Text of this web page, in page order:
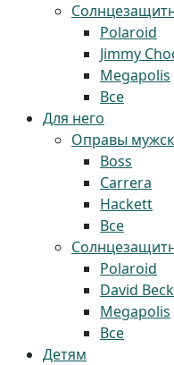
Polaroid
Jimmy
Megapolis
Все
Для него
Оправы
Boss
Carrera
Hackett
Все
Polaroid
David
Megapolis
Все
Детям